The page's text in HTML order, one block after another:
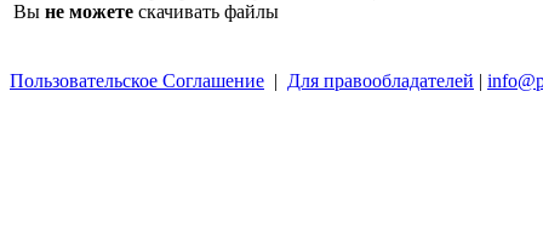
Вы не можете скачивать файлы
Пользовательское Соглашение | Для правообладателей |